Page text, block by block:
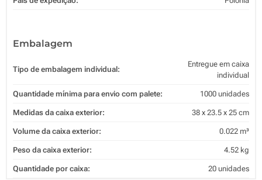
Embalagem
Tipo de embalagem individual:
Entregue em caixa
individual
Quantidade mínima para envio com palete: 1000 unidades
Medidas da caixa exterior: 38 x 23.5 x 25 cm
Volume da caixa exterior: 0.022 m³
Peso da caixa exterior: 4.52 kg
Quantidade por caixa: 20 unidades